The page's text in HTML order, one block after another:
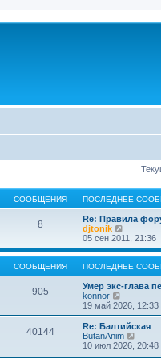
СООБЩЕНИЯ ПОСЛЕДНЕЕ
8
Re: Правила
djtonik
е
р
е
й
т
и
п
о
с
л
е
05 сен 2011, 21:36
СООБЩЕНИЯ ПОСЛЕДНЕЕ
905
Умер экс-глава
konnor
е
р
е
й
т
19 май 2026, 12:33
40144
Re: Балтийская
ButanAnim
е
10 июл 2026, 20:48